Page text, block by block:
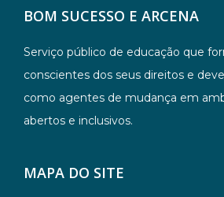
BOM SUCESSO E ARCENA
Serviço público de educação que
conscientes dos seus direitos e
como agentes de mudança em
abertos e inclusivos.
MAPA DO SITE